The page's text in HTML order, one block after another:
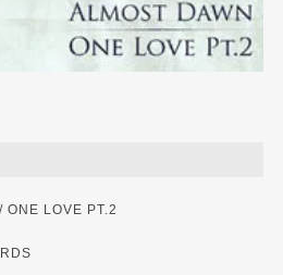
ONE LOVE PT.2